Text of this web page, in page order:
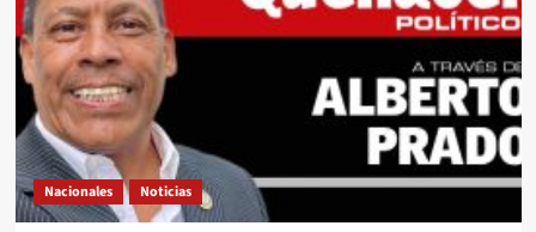
Nacionales Noticias